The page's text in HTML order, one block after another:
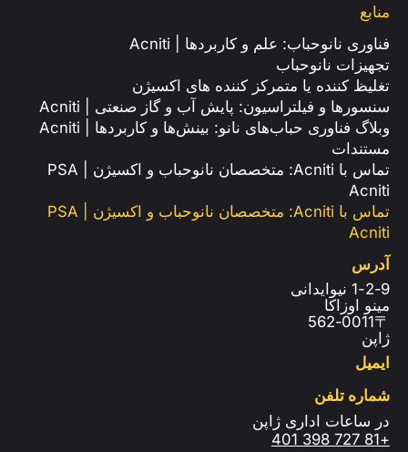
منابع
فناوری نانوحباب: علم و کاربردها | Acniti
تجهیزات نانوحباب
تغلیظ کننده یا متمرکز کننده های اکسیژن
سنسورها و فیلتراسیون: پایش آب و گاز صنعتی | Acniti
وبلاگ فناوری حباب‌های نانو: بینش‌ها و کاربردها | Acniti
مستندات
تماس با Acniti: متخصصان نانوحباب و اکسیژن PSA |
Acniti
تماس با Acniti: متخصصان نانوحباب و اکسیژن PSA |
Acniti
آدرس
1-2-9 نیوایدانی
مینو اوزاکا
〒562-0011
ژاپن
ایمیل
شماره تلفن
در ساعات اداری ژاپن
+81 727 398 401